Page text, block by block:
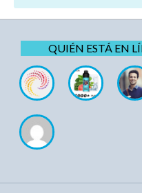
QUIÉN ESTÁ EN